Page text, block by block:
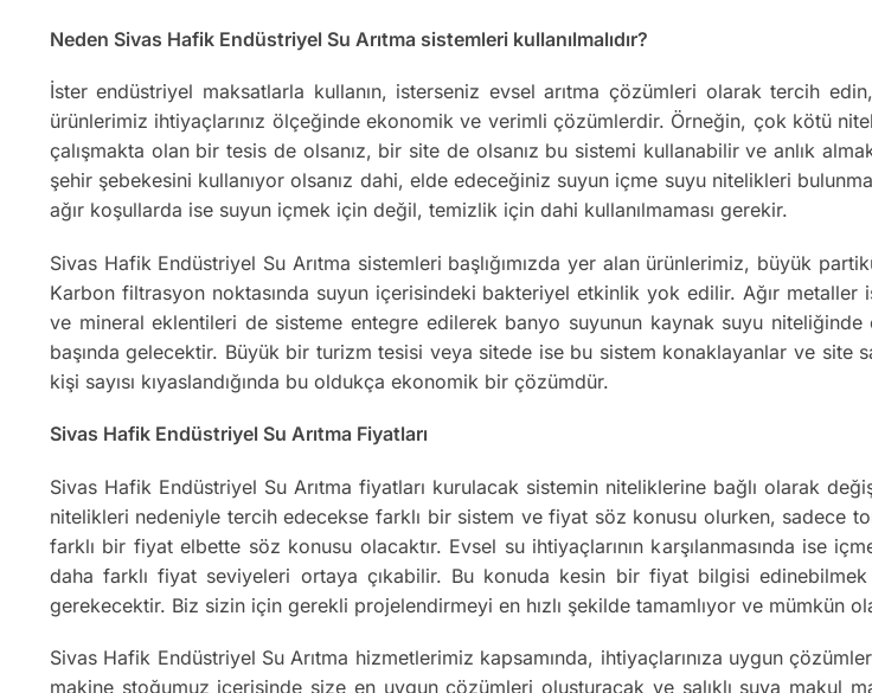
Neden Sivas Hafik Endüstriyel Su Arıtma sistemleri kullanılmalıdır?
İster endüstriyel maksatlarla kullanın, isterseniz evsel arıtma çözümleri olarak tercih
ürünlerimiz ihtiyaçlarınız ölçeğinde ekonomik ve verimli çözümlerdir. Örneğin, çok kötü
çalışmakta olan bir tesis de olsanız, bir site de olsanız bu sistemi kullanabilir ve anlık
şehir şebekesini kullanıyor olsanız dahi, elde edeceğiniz suyun içme suyu nitelikleri
ağır koşullarda ise suyun içmek için değil, temizlik için dahi kullanılmaması gerekir.
Sivas Hafik Endüstriyel Su Arıtma sistemleri başlığımızda yer alan ürünlerimiz, büyük
Karbon filtrasyon noktasında suyun içerisindeki bakteriyel etkinlik yok edilir. Ağır metaller
ve mineral eklentileri de sisteme entegre edilerek banyo suyunun kaynak suyu
başında gelecektir. Büyük bir turizm tesisi veya sitede ise bu sistem konaklayanlar ve
kişi sayısı kıyaslandığında bu oldukça ekonomik bir çözümdür.
Sivas Hafik Endüstriyel Su Arıtma Fiyatları
Sivas Hafik Endüstriyel Su Arıtma fiyatları kurulacak sistemin niteliklerine bağlı olarak
nitelikleri nedeniyle tercih edecekse farklı bir sistem ve fiyat söz konusu olurken, sadece
farklı bir fiyat elbette söz konusu olacaktır. Evsel su ihtiyaçlarının karşılanmasında ise
daha farklı fiyat seviyeleri ortaya çıkabilir. Bu konuda kesin bir fiyat bilgisi
gerekecektir. Biz sizin için gerekli projelendirmeyi en hızlı şekilde tamamlıyor ve mümkün
Sivas Hafik Endüstriyel Su Arıtma hizmetlerimiz kapsamında, ihtiyaçlarınıza uygun
makine stoğumuz içerisinde size en uygun çözümleri oluşturacak ve salıklı suya makul